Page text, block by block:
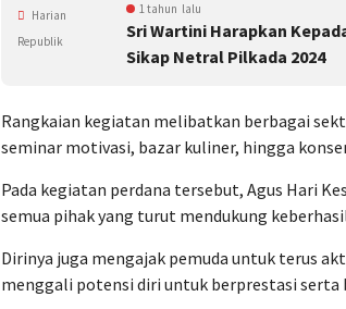
1 tahun lalu
Sri Wartini Harapkan
Sikap Netral Pilkada 2024
Harian
Republik
Rangkaian kegiatan melibatkan berbagai
seminar motivasi, bazar kuliner, hingga
Pada kegiatan perdana tersebut, Agus Hari
semua pihak yang turut mendukung
Dirinya juga mengajak pemuda untuk terus
menggali potensi diri untuk berprestasi serta